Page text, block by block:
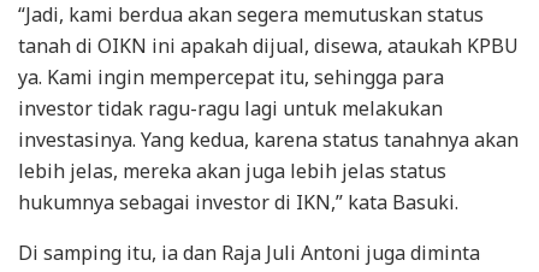
“Jadi, kami berdua akan segera memutuskan status
tanah di OIKN ini apakah dijual, disewa, ataukah KPBU
ya. Kami ingin mempercepat itu, sehingga para
investor tidak ragu-ragu lagi untuk melakukan
investasinya. Yang kedua, karena status tanahnya akan
lebih jelas, mereka akan juga lebih jelas status
hukumnya sebagai investor di IKN,” kata Basuki.
Di samping itu, ia dan Raja Juli Antoni juga diminta